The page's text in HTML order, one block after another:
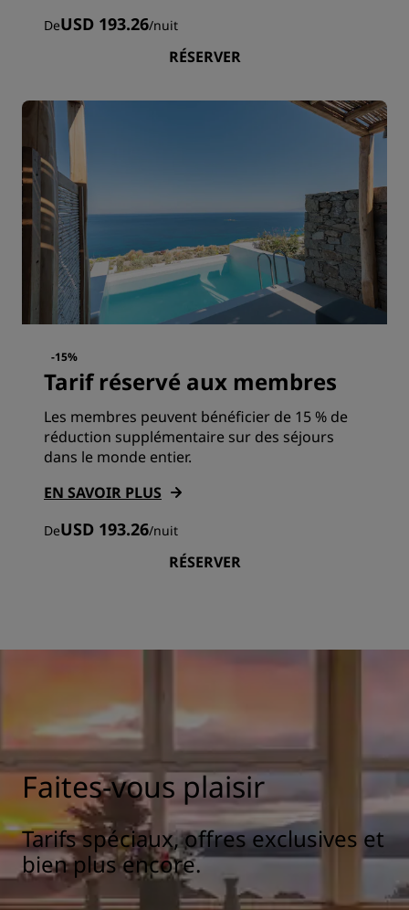
DeUSD 193.26/nuit
RÉSERVER
-15%
Tarif réservé aux membres
Les membres peuvent bénéficier de 15 % de
réduction supplémentaire sur des séjours
dans le monde entier.
EN SAVOIR PLUS
DeUSD 193.26/nuit
RÉSERVER
Faites-vous plaisir
Tarifs spéciaux, offres exclusives et
bien plus encore.